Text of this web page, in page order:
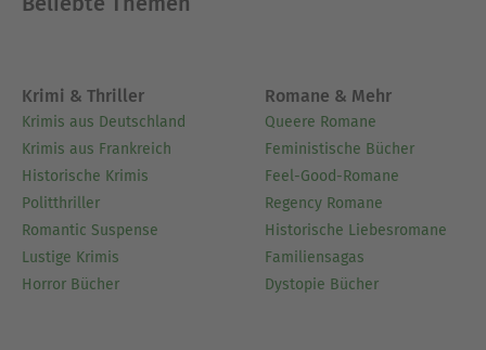
Krimi & Thriller
Krimis aus Deutschland
Krimis aus Frankreich
Historische Krimis
Politthriller
Romantic Suspense
Lustige Krimis
Horror Bücher
Romane & Mehr
Queere Romane
Feministische Bücher
Feel-Good-Romane
Regency Romane
Historische Liebesromane
Familiensagas
Dystopie Bücher